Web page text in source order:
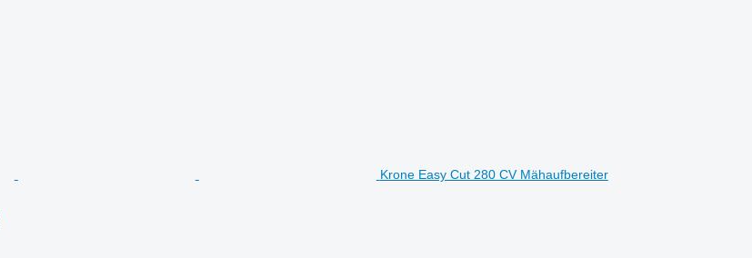
Krone Easy Cut 280 CV Mähaufbereiter